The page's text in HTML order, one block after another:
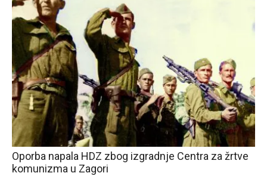
Oporba napala HDZ zbog izgradnje Centra za žrtve
komunizma u Zagori